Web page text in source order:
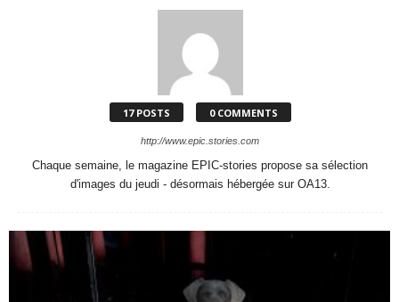
17 POSTS 0 COMMENTS
http://www.epic.stories.com
Chaque semaine, le magazine EPIC-stories propose sa sélection
d'images du jeudi - désormais hébergée sur OA13.